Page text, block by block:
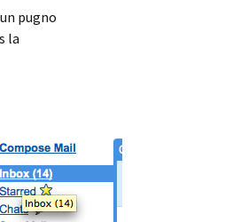
pugno
la